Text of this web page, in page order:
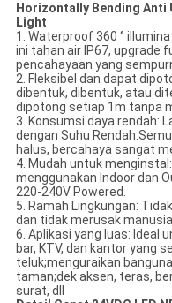
Horizontally Bending Anti
Light
1. Waterproof 360 °
ini tahan air IP67, upgrade
pencahayaan yang
2. Fleksibel dan dapat
dibentuk, dibentuk, atau
dipotong setiap 1m tanpa
3. Konsumsi daya rendah:
dengan Suhu
halus, bercahaya sangat
4. Mudah untuk
menggunakan Indoor dan
220-240V Powered.
5. Ramah Lingkungan:
dan tidak merusak
6. Aplikasi yang luas: Ideal
bar, KTV, dan kantor yang
teluk;menguraikan
taman;dek aksen, teras,
surat, dll